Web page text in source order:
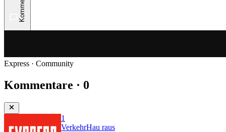
Express · Community
Kommentare · 0
1
VerkehrHau raus